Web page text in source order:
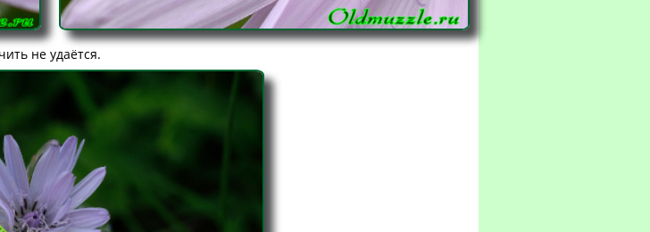
не удаётся.